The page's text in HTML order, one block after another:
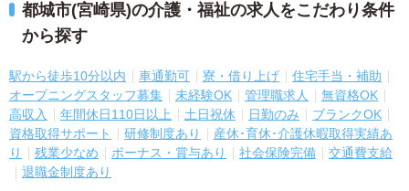
都城市(宮崎県)の介護・福祉の求人をこだわり条件
から探す
駅から徒歩10分以内 車通勤可 寮・借り上げ
住宅手当・補助
オープニングスタッフ募集
未経験OK 管理職求人
無資格OK
高収入
年間休日110日以上 土日祝休 日勤のみ
ブランクOK
資格取得サポート
研修制度あり
産休･育休･介護休暇取得実績あ
り
残業少なめ ボーナス・賞与あり 社会保険完備
交通費支給
退職金制度あり